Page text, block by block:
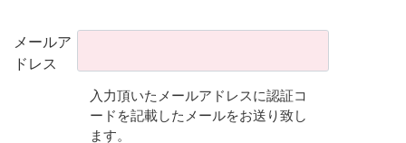
メールア
ドレス
入力頂いたメールアドレスに認証コ
ードを記載したメールをお送り致し
ます。